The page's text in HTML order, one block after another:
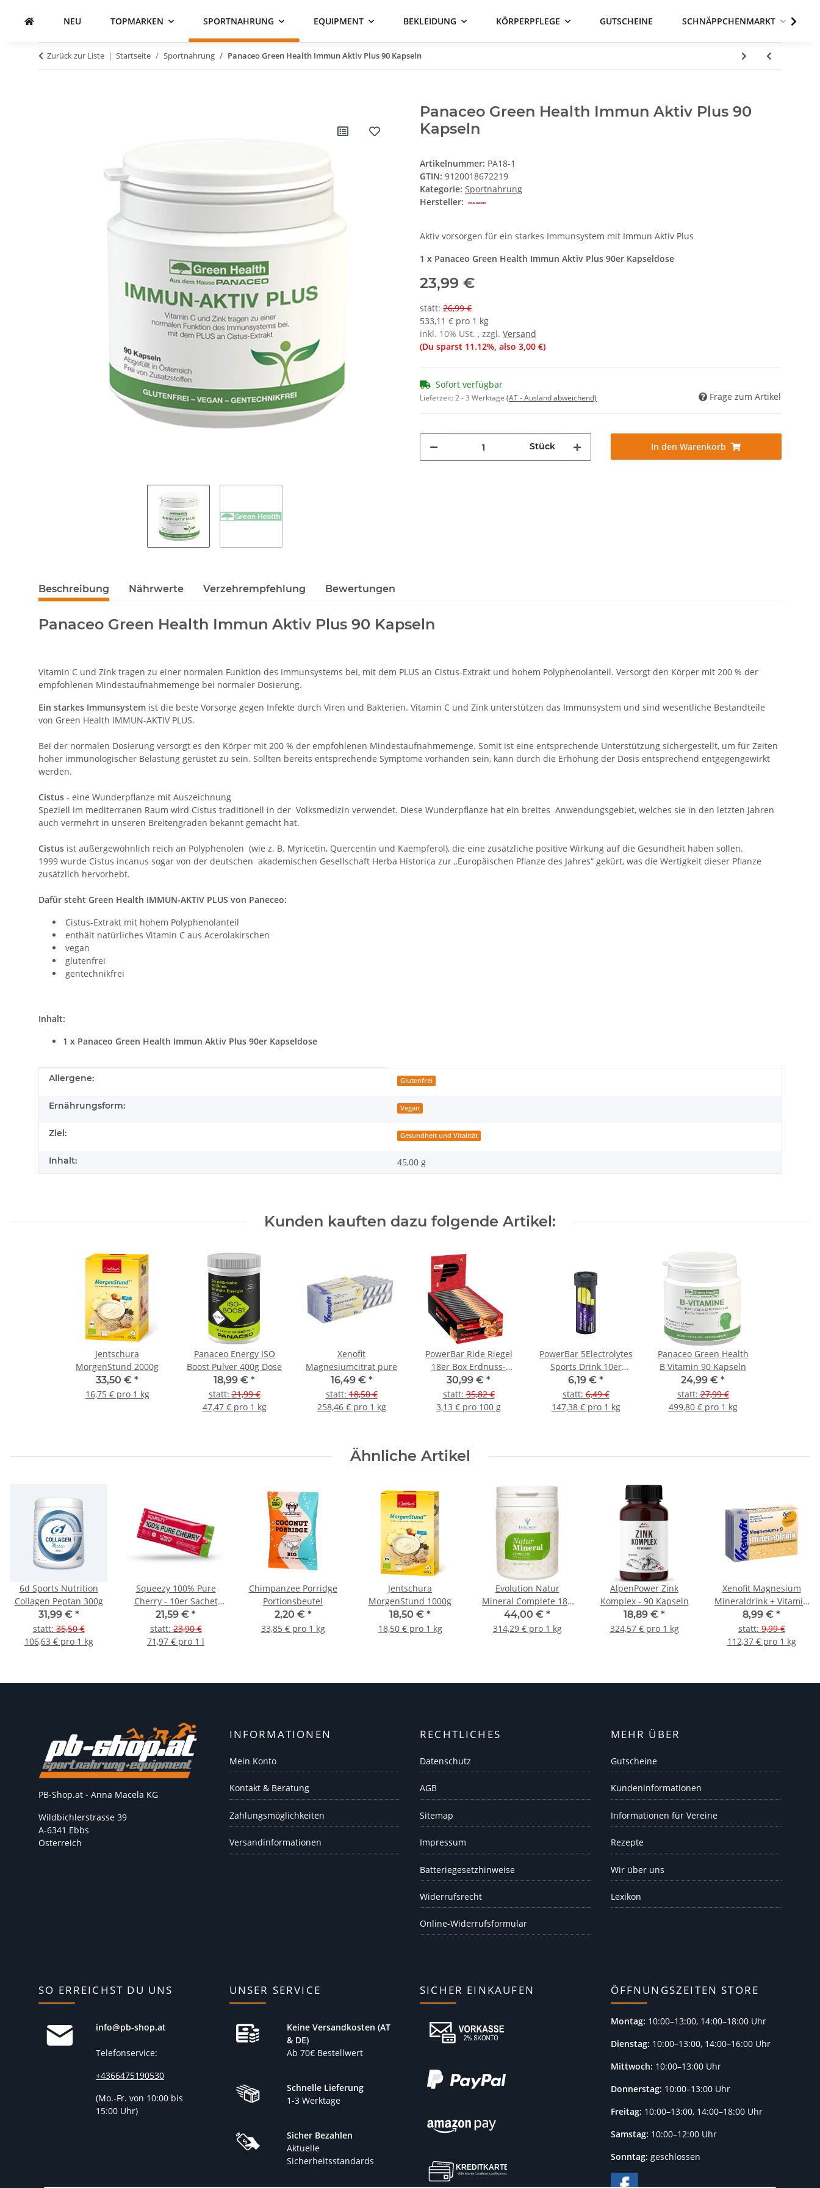
NEU TOPMARKEN SPORTNAHRUNG EQUIPMENT BEKLEIDUNG KÖRPERPFLEGE GUTSCHEINE SCHNÄPPCHENMARKT
Zurück zur Liste Startseite Sportnahrung Panaceo Green Health Immun Aktiv Plus 90 Kapseln
Panaceo Green Health Immun Aktiv Plus 90
Kapseln
Artikelnummer: PA18-1
GTIN: 9120018672219
Kategorie: Sportnahrung
Hersteller:
Aktiv vorsorgen für ein starkes Immunsystem mit Immun Aktiv Plus
1 x Panaceo Green Health Immun Aktiv Plus 90er Kapseldose
23,99 €
statt: 26,99 €
533,11 € pro 1 kg
inkl. 10% USt. , zzgl. Versand
(Du sparst 11.12%, also 3,00 €)
Sofort verfügbar
Lieferzeit:2 - 3 Werktage (AT - Ausland abweichend) Frage zum Artikel
Stück In den Warenkorb
Beschreibung Nährwerte Verzehrempfehlung Bewertungen
Panaceo Green Health Immun Aktiv Plus 90 Kapseln
Vitamin C und Zink tragen zu einer normalen Funktion des Immunsystems bei, mit dem PLUS an Cistus-Extrakt und hohem Polyphenolanteil. Versorgt den Körper mit 200 % der
empfohlenen Mindestaufnahmemenge bei normaler Dosierung.
Ein starkes Immunsystem ist die beste Vorsorge gegen Infekte durch Viren und Bakterien. Vitamin C und Zink unterstützen das Immunsystem und sind wesentliche Bestandteile
von Green Health IMMUN-AKTIV PLUS.
Bei der normalen Dosierung versorgt es den Körper mit 200 % der empfohlenen Mindestaufnahmemenge. Somit ist eine entsprechende Unterstützung sichergestellt, um für Zeiten
hoher immunologischer Belastung gerüstet zu sein. Sollten bereits entsprechende Symptome vorhanden sein, kann durch die Erhöhung der Dosis entsprechend entgegengewirkt
werden.
Cistus - eine Wunderpflanze mit Auszeichnung
Speziell im mediterranen Raum wird Cistus traditionell in der Volksmedizin verwendet. Diese Wunderpflanze hat ein breites Anwendungsgebiet, welches sie in den letzten Jahren
auch vermehrt in unseren Breitengraden bekannt gemacht hat.
Cistus ist außergewöhnlich reich an Polyphenolen (wie z. B. Myricetin, Quercentin und Kaempferol), die eine zusätzliche positive Wirkung auf die Gesundheit haben sollen.
1999 wurde Cistus incanus sogar von der deutschen akademischen Gesellschaft Herba Historica zur „Europäischen Pflanze des Jahres“ gekürt, was die Wertigkeit dieser Pflanze
zusätzlich hervorhebt.
Dafür steht Green Health IMMUN-AKTIV PLUS von Paneceo:
Cistus-Extrakt mit hohem Polyphenolanteil
enthält natürliches Vitamin C aus Acerolakirschen
vegan
glutenfrei
gentechnikfrei
Inhalt:
1 x Panaceo Green Health Immun Aktiv Plus 90er Kapseldose
Produkteigenschaft
Wert
Allergene: Glutenfrei
Ernährungsform: Vegan
Ziel: Gesundheit und Vitalität
Inhalt: 45,00 g
Kunden kauften dazu folgende Artikel:
Jentschura
MorgenStund 2000g
33,50 € *
16,75 € pro 1 kg
Panaceo Energy ISO
Boost Pulver 400g Dose
18,99 € *
statt:21,99 €
47,47 € pro 1 kg
Xenofit
Magnesiumcitrat pure
16,49 € *
statt:18,50 €
258,46 € pro 1 kg
PowerBar Ride Riegel
18er Box Erdnuss-
Karamel
30,99 € *
statt:35,82 €
3,13 € pro 100 g
PowerBar 5Electrolytes
Sports Drink 10er
Brausetabletten Black
Currant
6,19 € *
statt:6,49 €
147,38 € pro 1 kg
Panaceo Green Health
B Vitamin 90 Kapseln
24,99 € *
statt:27,99 €
499,80 € pro 1 kg
Ähnliche Artikel
6d Sports Nutrition
Collagen Peptan 300g
31,99 € *
statt:35,50 €
106,63 € pro 1 kg
Squeezy 100% Pure
Cherry - 10er Sachet
Box
21,59 € *
statt:23,90 €
71,97 € pro 1 l
Chimpanzee Porridge
Portionsbeutel
2,20 € *
33,85 € pro 1 kg
Jentschura
MorgenStund 1000g
18,50 € *
18,50 € pro 1 kg
Evolution Natur
Mineral Complete 180
Kapseln
44,00 € *
314,29 € pro 1 kg
AlpenPower Zink
Komplex - 90 Kapseln
18,89 € *
324,57 € pro 1 kg
Xenofit Magnesium
Mineraldrink + Vitamin
C 20er
Portionsbeutelbox
8,99 € *
statt:9,99 €
112,37 € pro 1 kg
PB-Shop.at - Anna Macela KG
Wildbichlerstrasse 39
A-6341 Ebbs
Österreich
INFORMATIONEN
Mein Konto
Kontakt & Beratung
Zahlungsmöglichkeiten
Versandinformationen
RECHTLICHES
Datenschutz
AGB
Sitemap
Impressum
Batteriegesetzhinweise
Widerrufsrecht
Online-Widerrufsformular
MEHR ÜBER
Gutscheine
Kundeninformationen
Informationen für Vereine
Rezepte
Wir über uns
Lexikon
SO ERREICHST DU UNS
info@pb-shop.at
Telefonservice:
+4366475190530
(Mo.-Fr. von 10:00 bis
15:00 Uhr)
UNSER SERVICE
Keine Versandkosten (AT
& DE)
Ab 70€ Bestellwert
Schnelle Lieferung
1-3 Werktage
Sicher Bezahlen
Aktuelle
Sicherheitsstandards
SICHER EINKAUFEN ÖFFNUNGSZEITEN STORE
Montag: 10:00–13:00, 14:00–18:00 Uhr
Dienstag: 10:00–13:00, 14:00–16:00 Uhr
Mittwoch: 10:00–13:00 Uhr
Donnerstag: 10:00–13:00 Uhr
Freitag: 10:00–13:00, 14:00–18:00 Uhr
Samstag: 10:00–12:00 Uhr
Sonntag: geschlossen